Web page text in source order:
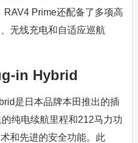
Prime还配备了多项高
无线充电和自适应巡航
in Hybrid
是日本品牌本田推出的插
纯电续航里程和212马力功
和先进的安全功能。此